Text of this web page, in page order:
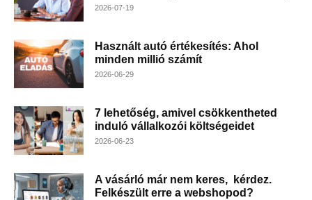
2026-07-19
Használt autó értékesítés: Ahol
minden millió számít
2026-06-29
7 lehetőség, amivel csökkentheted
induló vállalkozói költségeidet
2026-06-23
A vásárló már nem keres, kérdez.
Felkészült erre a webshopod?